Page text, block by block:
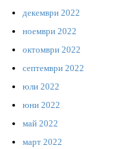
декември 2022
ноември 2022
октомври 2022
септември 2022
юли 2022
юни 2022
май 2022
март 2022